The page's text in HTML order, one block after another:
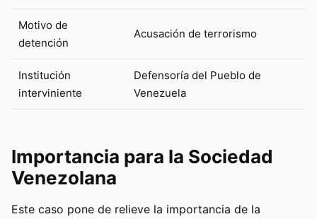
Motivo de
detención
Acusación de terrorismo
Institución
interviniente
Defensoría del Pueblo de
Venezuela
Importancia para la Sociedad
Venezolana
Este caso pone de relieve la importancia de la